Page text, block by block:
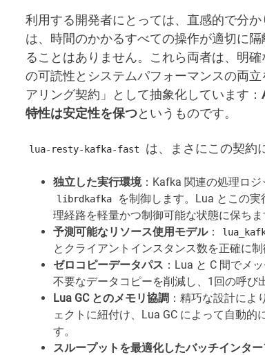
利用する開発者にとっては、直感的で分
は、時間のかかるすべての操作が適切に
ることはありません。これら両者は、明
の可読性とシステムパフォーマンスの両
アリング契約」として抽象化しています：
特性は安定性を保つというものです。
lua-resty-kafka-fast は、まさにこの契約
独立した実行環境：Kafka 関連の処理ロ
librdkafka
を制御します。Lua とこの
理経路を軽量かつ制御可能な状態に保ちま
予測可能なリソース使用モデル：
とクライアントインスタンス数を正確に
ゼロコピーデータパス ：Lua と C 間でメ
不要なデータコピーを削減し、1回の呼び
Lua GC とのメモリ協調 ：精巧な設計によ
ェクトに紐付け、Lua GC によって自動
す。
スループットを最適化したバッチインタ